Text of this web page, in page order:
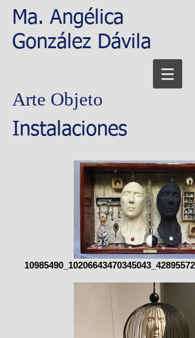
Ma. Angélica
González Dávila
Arte Objeto
Instalaciones